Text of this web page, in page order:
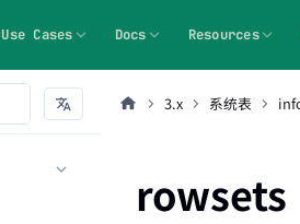
Use Cases Docs Resources
3.x 系统表
rowsets